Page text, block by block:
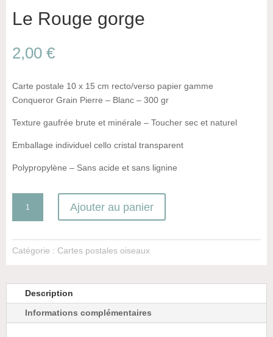
Le Rouge gorge
2,00 €
Carte postale 10 x 15 cm recto/verso papier gamme
Conqueror Grain Pierre – Blanc – 300 gr
Texture gaufrée brute et minérale – Toucher sec et naturel
Emballage individuel cello cristal transparent
Polypropylène – Sans acide et sans lignine
Rouge
gorge
Ajouter au panier
Catégorie : Cartes postales oiseaux
Description
Informations complémentaires